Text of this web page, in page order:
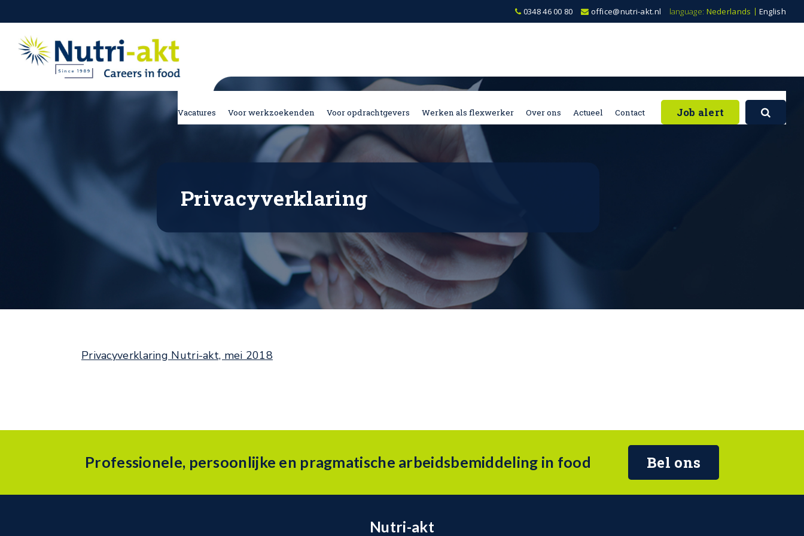
0348 46 00 80 office@nutri-akt.nl language: Nederlands English
Vacatures Voor werkzoekenden Voor opdrachtgevers Werken als flexwerker Over ons Actueel Contact Job alert
Privacyverklaring
Privacyverklaring Nutri-akt, mei 2018
Professionele, persoonlijke en pragmatische arbeidsbemiddeling in food Bel ons
Nutri-akt